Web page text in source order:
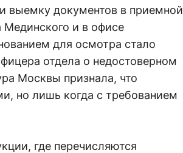
выемку документов в приемной
и в офисе
для осмотра стало
отдела о недостоверном
Москвы признала, что
но лишь когда с требованием
где перечисляются